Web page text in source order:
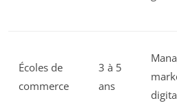
Écoles de
commerce
3 à 5
ans